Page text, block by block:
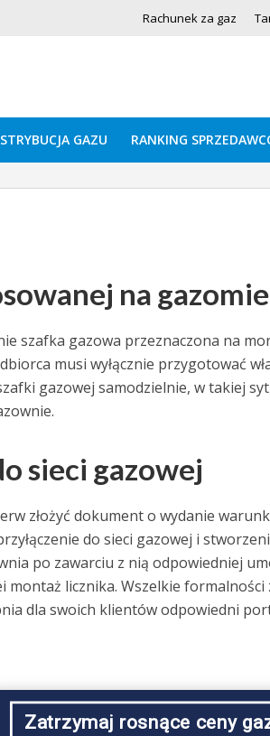
Rachunek za gaz
GAZU RANKING
na
szafka gazowa przeznaczona na
musi wyłącznie przygotować
gazowej samodzielnie, w takiej
sieci gazowej
złożyć dokument o wydanie
do sieci gazowej i
po zawarciu z nią odpowiedniej
licznika. Wszelkie formalności
dla swoich klientów odpowiedni
Zatrzymaj rosnące ceny